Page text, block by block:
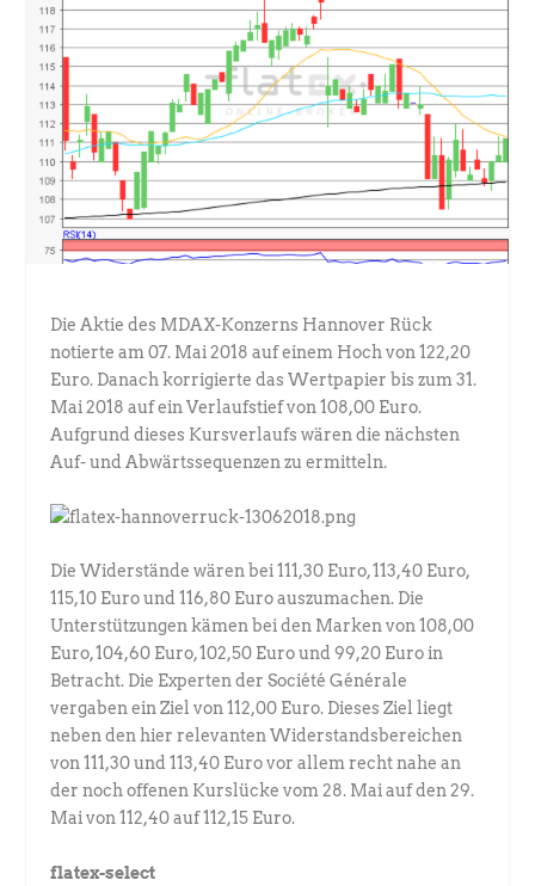
Die Aktie des MDAX-Konzerns Hannover Rück
notierte am 07. Mai 2018 auf einem Hoch von 122,20
Euro. Danach korrigierte das Wertpapier bis zum 31.
Mai 2018 auf ein Verlaufstief von 108,00 Euro.
Aufgrund dieses Kursverlaufs wären die nächsten
Auf- und Abwärtssequenzen zu ermitteln.
Die Widerstände wären bei 111,30 Euro, 113,40 Euro,
115,10 Euro und 116,80 Euro auszumachen. Die
Unterstützungen kämen bei den Marken von 108,00
Euro, 104,60 Euro, 102,50 Euro und 99,20 Euro in
Betracht. Die Experten der Société Générale
vergaben ein Ziel von 112,00 Euro. Dieses Ziel liegt
neben den hier relevanten Widerstandsbereichen
von 111,30 und 113,40 Euro vor allem recht nahe an
der noch offenen Kurslücke vom 28. Mai auf den 29.
Mai von 112,40 auf 112,15 Euro.
flatex-select